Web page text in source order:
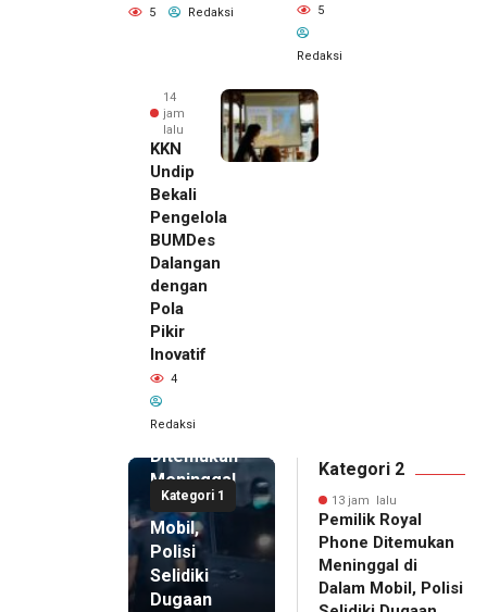
5 Redaksi 5
Redaksi
14
jam
lalu
KKN
Undip
Bekali
Pengelola
BUMDes
Dalangan
dengan
Pola
Pikir
Inovatif
4
Redaksi
Kategori 1
13 jam lalu
Pemilik
Royal
Phone
Ditemukan
Meninggal
di Dalam
Mobil,
Polisi
Selidiki
Dugaan
Kategori 2
13 jam lalu
Pemilik Royal
Phone Ditemukan
Meninggal di
Dalam Mobil, Polisi